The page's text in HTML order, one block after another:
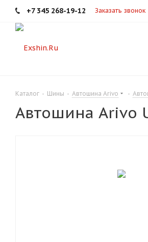
+7 345 268-19-12 Заказать звонок
Каталог - Шины - Автошина Arivo -
Автошина Arivo